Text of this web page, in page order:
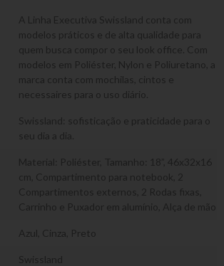
A Linha Executiva Swissland conta com
modelos práticos e de alta qualidade para
quem busca compor o seu look office. Com
modelos em Poliéster, Nylon e Poliuretano, a
marca conta com mochilas, cintos e
necessaires para o uso diário.
Swissland: sofisticação e praticidade para o
seu dia a dia.
Material: Poliéster, Tamanho: 18”, 46x32x16
cm, Compartimento para notebook, 2
Compartimentos externos, 2 Rodas fixas,
Carrinho e Puxador em alumínio, Alça de mão
Azul Cinza Preto
Swissland